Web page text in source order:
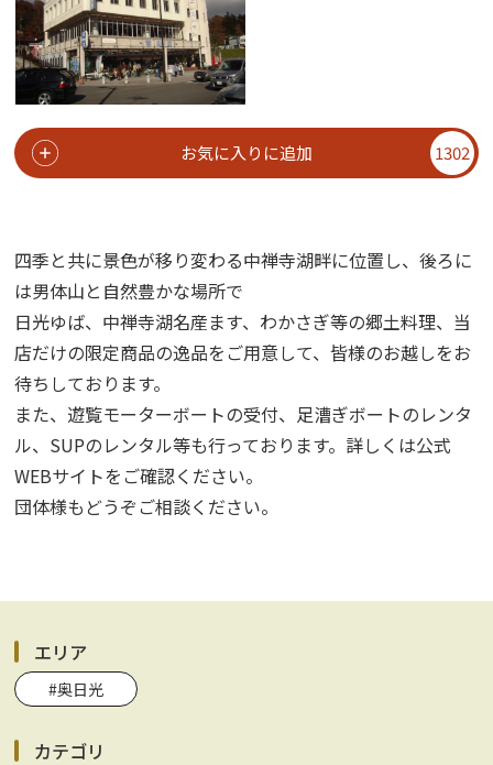
お気に入りに追加 1302
四季と共に景色が移り変わる中禅寺湖畔に位置し、後ろに
は男体山と自然豊かな場所で
日光ゆば、中禅寺湖名産ます、わかさぎ等の郷土料理、当
店だけの限定商品の逸品をご用意して、皆様のお越しをお
待ちしております。
また、遊覧モーターボートの受付、足漕ぎボートのレンタ
ル、SUPのレンタル等も行っております。詳しくは公式
WEBサイトをご確認ください。
団体様もどうぞご相談ください。
エリア
#奥日光
カテゴリ